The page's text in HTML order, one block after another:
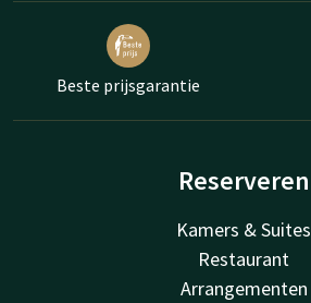
Beste prijsgarantie
Reserveren
Kamers & Suites
Restaurant
Arrangementen